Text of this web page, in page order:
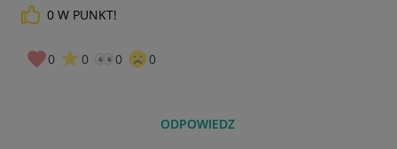
0 W PUNKT!
0 0 0 0
ODPOWIEDZ